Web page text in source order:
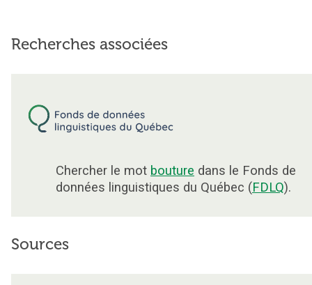
Recherches associées
Chercher le mot bouture dans le Fonds de
données linguistiques du Québec (FDLQ).
Sources